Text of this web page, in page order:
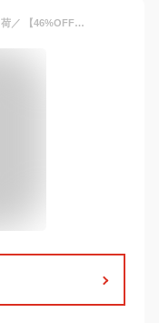
＼クーポン利用で9,980円&365日即日出荷／ 【46%OFF】 【プレゼント付き】 スーツ レディース セレモニー フォーマル ママスーツ ストレッチ 洗える パンツ ビジネス オフィス ネイビー 黒 大きいサイズ 入学式 入園式 卒業式 卒園式 試着チケット対象